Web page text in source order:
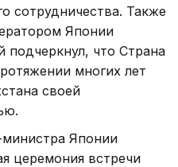
сотрудничества. Также
Японии
подчеркнул, что Страна
многих лет
своей
Японии
церемония встречи